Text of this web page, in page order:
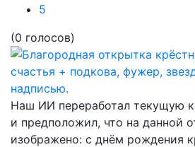
5
(0 голосов)
Наш ИИ переработал текущую
и предположил, что на данной
изображено: с днём рождения